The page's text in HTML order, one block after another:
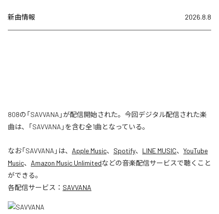
新曲情報 2026.8.8
808の「SAVVANA」が配信開始された。今回デジタル配信された楽
曲は、「SAVVANA」を含む全1曲となっている。
なお「SAVVANA 」は、 Apple Music、 Spotify、 LINE MUSIC、 YouTube
Music、 Amazon Music Unlimitedなどの音楽配信サービスで聴くこと
ができる。
各配信サービス： SAVVANA